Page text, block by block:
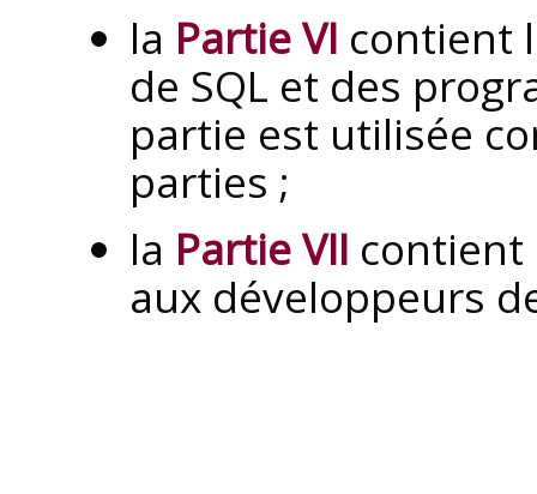
la Partie VI contient
de SQL et des
partie est utilisée
parties ;
la Partie VII
aux développeurs